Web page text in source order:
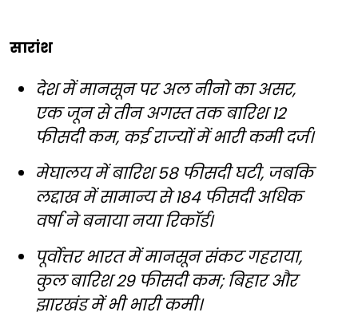
सारांश
देश में मानसून पर अल नीनो का असर,
एक जून से तीन अगस्त तक बारिश 12
फीसदी कम, कई राज्यों में भारी कमी दर्ज।
मेघालय में बारिश 58 फीसदी घटी, जबकि
लद्दाख में सामान्य से 184 फीसदी अधिक
वर्षा ने बनाया नया रिकॉर्ड।
पूर्वोत्तर भारत में मानसून संकट गहराया,
कुल बारिश 29 फीसदी कम; बिहार और
झारखंड में भी भारी कमी।